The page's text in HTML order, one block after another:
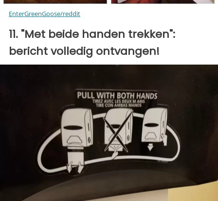
EnterGreenGoose/reddit
11. "Met beide handen trekken":
bericht volledig ontvangen!